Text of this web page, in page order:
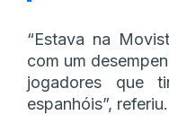
“Estava na
com um
jogadores que
espanhóis”, referiu.